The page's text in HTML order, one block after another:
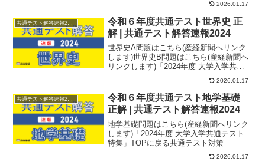
2026.01.17
共通テスト解答速報2024
令和６年度共通テスト世界史 正
解 | 共通テスト解答速報2024
世界史A問題はこちら(産経新聞へリンク
します)世界史B問題はこちら(産経新聞へ
リンクします)「2024年度 大学入学共通
テスト特集」TOPに戻る世界史の共通テ
2026.01.17
共通テスト解答速報2024
令和６年度共通テスト地学基礎
正解 | 共通テスト解答速報2024
地学基礎問題はこちら(産経新聞へリンク
します)「2024年度 大学入学共通テスト
特集」TOPに戻る共通テスト対策
2026.01.17